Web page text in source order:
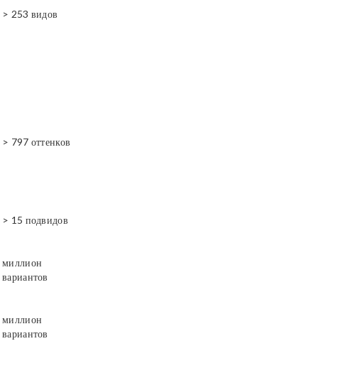
> 253 видов
> 797 оттенков
> 15 подвидов
миллион
вариантов
миллион
вариантов